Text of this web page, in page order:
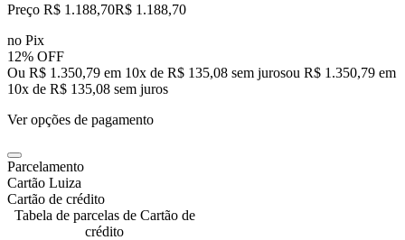
Preço R$ 1.188,70R$ 1.188,70
no Pix
12% OFF
Ou R$ 1.350,79 em 10x de R$ 135,08 sem jurosou R$ 1.350,79 em
10x de R$ 135,08 sem juros
Ver opções de pagamento
Parcelamento
Cartão Luiza
Cartão de crédito
Tabela de parcelas de Cartão de
crédito